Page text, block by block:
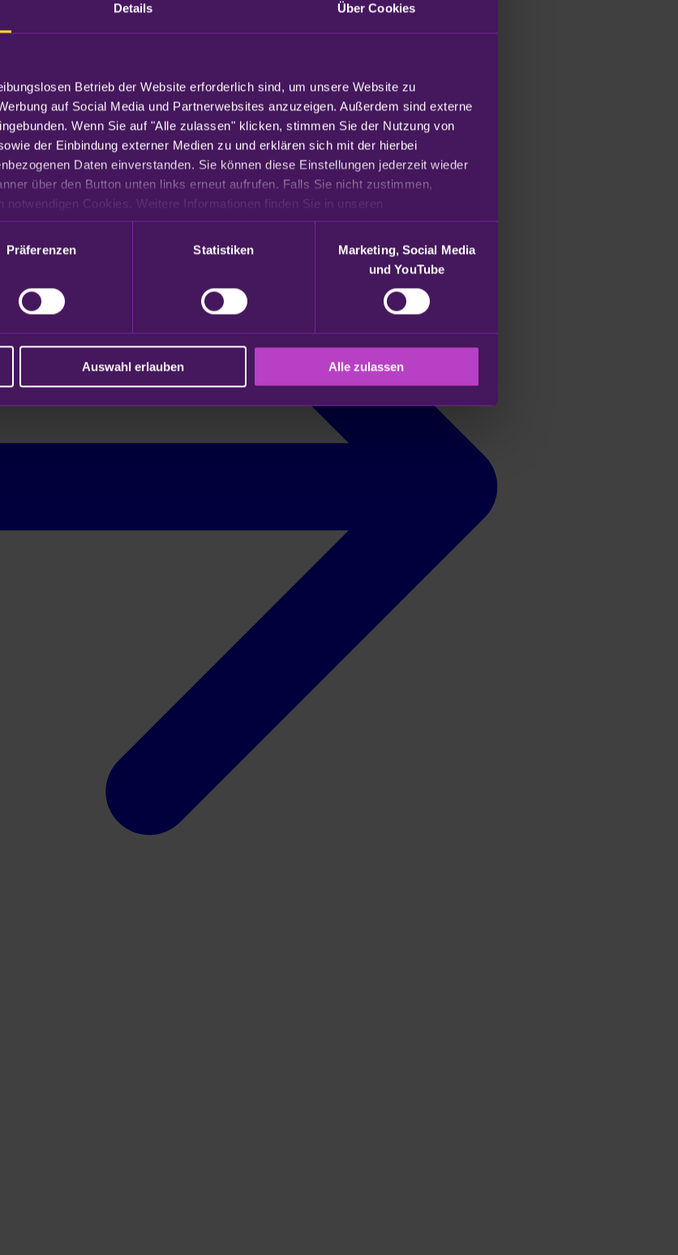
Details Über Cookies
Betrieb der Website erforderlich sind, um unsere Website zu
auf Social Media und Partnerwebsites anzuzeigen. Außerdem sind externe
Wenn Sie auf "Alle zulassen" klicken, stimmen Sie der Nutzung von
der Einbindung externer Medien zu und erklären sich mit der hierbei
Daten einverstanden. Sie können diese Einstellungen jederzeit wieder
über den Button unten links erneut aufrufen. Falls Sie nicht zustimmen,
Präferenzen Statistiken
Marketing, Social Media
und YouTube
Auswahl erlauben Alle zulassen